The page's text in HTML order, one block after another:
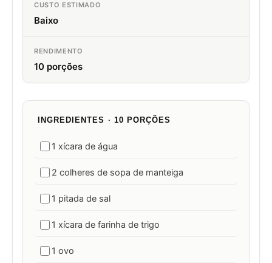
CUSTO ESTIMADO
Baixo
RENDIMENTO
10 porções
INGREDIENTES · 10 PORÇÕES
1 xícara de água
2 colheres de sopa de manteiga
1 pitada de sal
1 xícara de farinha de trigo
1 ovo